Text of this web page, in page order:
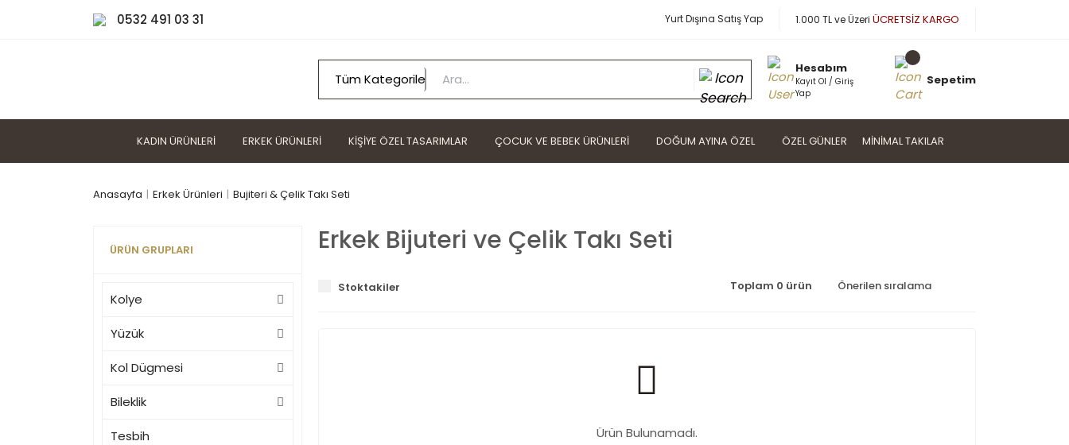
0532 491 03 31 Yurt Dışına Satış Yap 1.000 TL ve Üzeri ÜCRETSİZ KARGO
Hesabım
Kayıt Ol / Giriş
Yap
Sepetim
KADIN ÜRÜNLERI ERKEK ÜRÜNLERI KIŞIYE ÖZEL TASARIMLAR ÇOCUK VE BEBEK ÜRÜNLERI DOĞUM AYINA ÖZEL ÖZEL GÜNLER MINIMAL TAKILAR
Anasayfa Erkek Ürünleri Bujiteri & Çelik Takı Seti
ÜRÜN GRUPLARI
Kolye
Yüzük
Kol Dügmesi
Bileklik
Tesbih
Erkek Bijuteri ve Çelik Takı Seti
Stoktakiler Toplam 0 ürün
Ürün Bulunamadı.